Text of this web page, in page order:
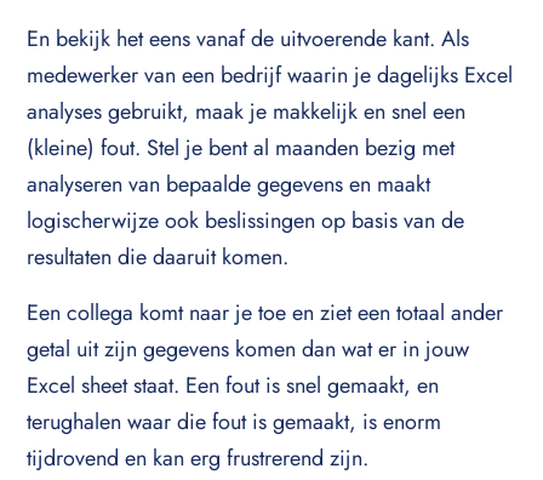
En bekijk het eens vanaf de uitvoerende kant. Als
medewerker van een bedrijf waarin je dagelijks Excel
analyses gebruikt, maak je makkelijk en snel een
(kleine) fout. Stel je bent al maanden bezig met
analyseren van bepaalde gegevens en maakt
logischerwijze ook beslissingen op basis van de
resultaten die daaruit komen.
Een collega komt naar je toe en ziet een totaal ander
getal uit zijn gegevens komen dan wat er in jouw
Excel sheet staat. Een fout is snel gemaakt, en
terughalen waar die fout is gemaakt, is enorm
tijdrovend en kan erg frustrerend zijn.